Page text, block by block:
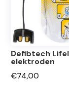
Defibtech
elektroden
€74,00